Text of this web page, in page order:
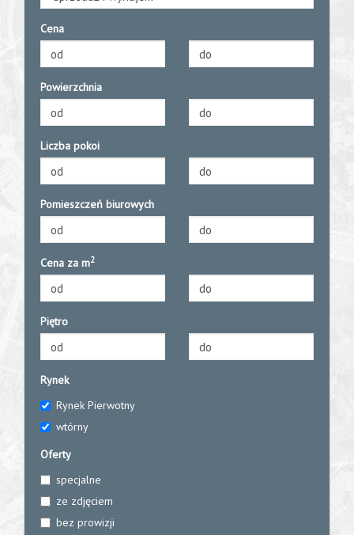
Cena
Powierzchnia
Liczba pokoi
Pomieszczeń biurowych
Cena za m2
Piętro
Rynek
Rynek Pierwotny
wtórny
Oferty
specjalne
ze zdjęciem
bez prowizji